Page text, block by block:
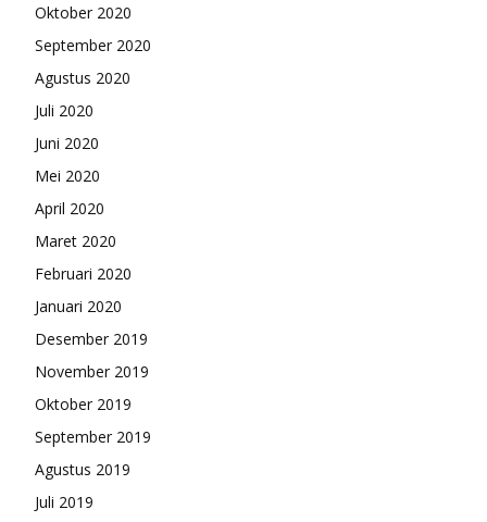
Oktober 2020
September 2020
Agustus 2020
Juli 2020
Juni 2020
Mei 2020
April 2020
Maret 2020
Februari 2020
Januari 2020
Desember 2019
November 2019
Oktober 2019
September 2019
Agustus 2019
Juli 2019